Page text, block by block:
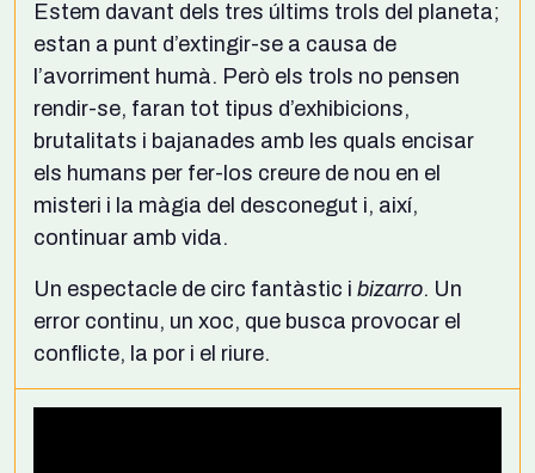
Estem davant dels tres últims trols del planeta;
estan a punt d’extingir-se a causa de
l’avorriment humà. Però els trols no pensen
rendir-se, faran tot tipus d’exhibicions,
brutalitats i bajanades amb les quals encisar
els humans per fer-los creure de nou en el
misteri i la màgia del desconegut i, així,
continuar amb vida.
Un espectacle de circ fantàstic i bizarro. Un
error continu, un xoc, que busca provocar el
conflicte, la por i el riure.